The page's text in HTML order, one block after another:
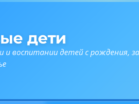
дети
и воспитании детей с рождения,